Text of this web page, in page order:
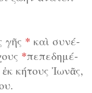
γῆς * καὶ συ­νέ­
*πε­πε­δη­μέ­
κή­τους Ἰ­ω­νᾶς,